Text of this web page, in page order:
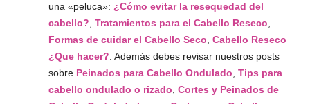
una «peluca»: ¿Cómo evitar la resequedad del
cabello? Tratamientos para el Cabello Reseco
Formas de cuidar el Cabello Seco Cabello Reseco
¿Que hacer? . Además debes revisar nuestros posts
sobre Peinados para Cabello Ondulado Tips para
cabello ondulado o rizado Cortes y Peinados de